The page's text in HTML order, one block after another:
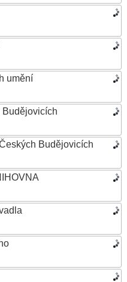
umění
Budějovicích
Budějovicích